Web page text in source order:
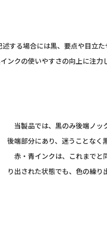
る場合には黒、要点や目立
ンクの使いやすさの向上に注力
当製品では、黒のみ後端ノッ
後端部分にあり、迷うことなく
赤・青インクは、これまでと
り出された状態でも、色の繰り